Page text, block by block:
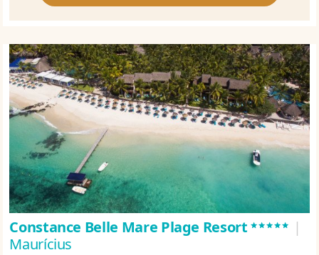
Constance Belle Mare Plage Resort***** |
Maurícius